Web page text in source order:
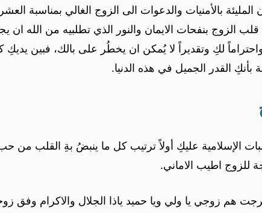
بالأمنيات والدعوات الى الزوج الغالي بمناسبة
الزوج بنفحات الايمان والنور الذي تطلبيه من الله
واحتراماً لكِ وتقديراً لا يُمكن ان يخطُر على بالك،
القدر الجميل في هذه الدنيا.
الإسلامية عليكِ أولاً ترتيب كل ما ينبضُ بةِ القلب
للزوج اطيب الاماني.
هم زوجي يا ولي ويا حميد ياذا الجلال والاكرام وفق